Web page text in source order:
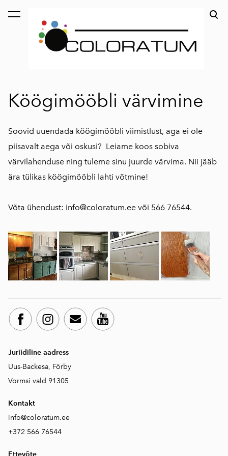
lisati ostukorvi.
Köögimööbli värvimine
Soovid uuendada köögimööbli viimistlust, aga ei ole
piisavalt aega või oskusi? Leiame koos sobiva
värvilahenduse ning tuleme sinu juurde värvima. Nii jääb
ära tülikas köögimööbli lahti võtmine!
Võta ühendust: info@coloratum.ee või 566 76544.
Juriidiline aadress
Uus-Backesa, Förby
Vormsi vald 91305
Kontakt
info@coloratum.ee
+372 566 76544
Ettevõte